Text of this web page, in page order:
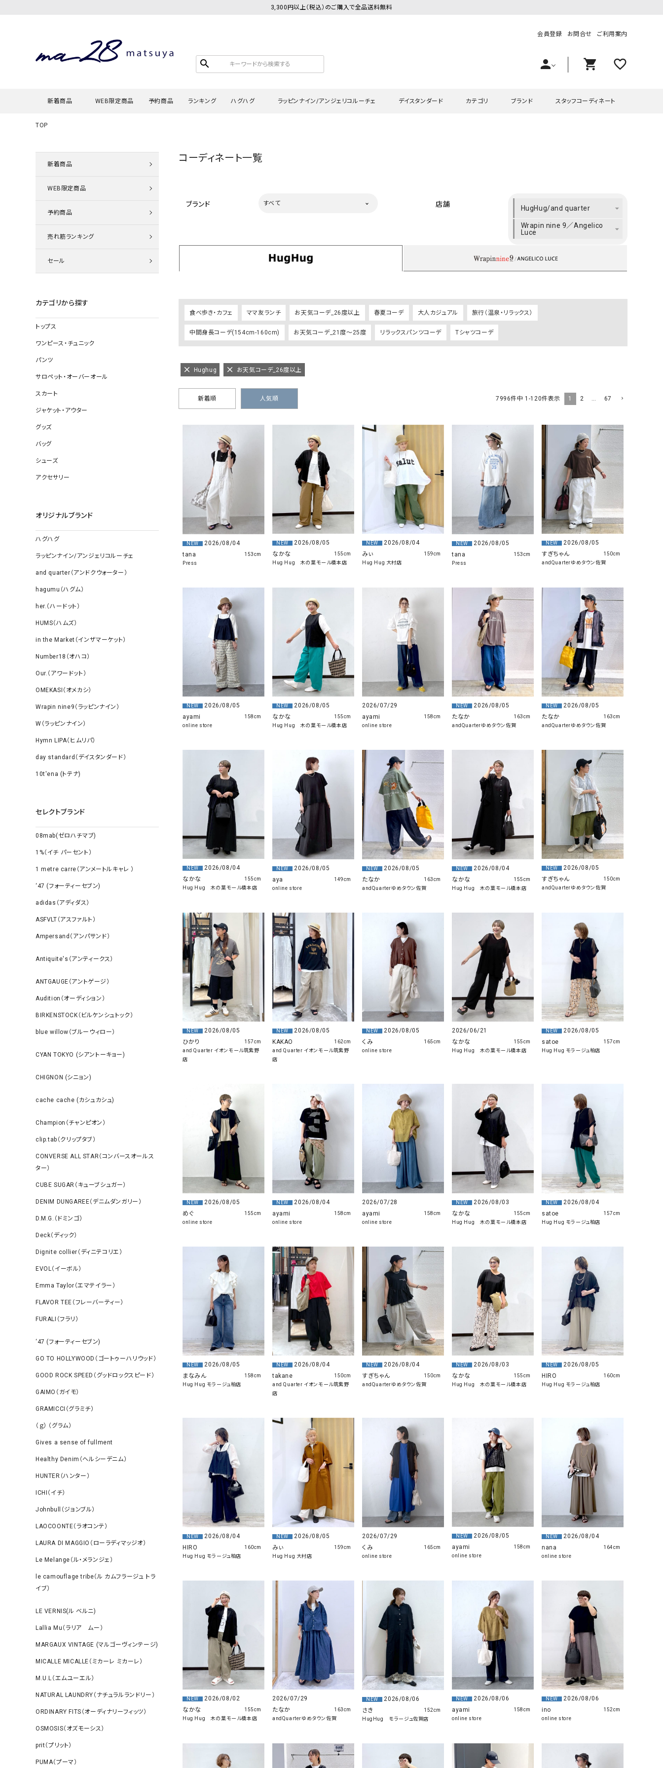
3,300円以上（税込）のご購入で全品送料無料
search
会員登録 お問合せ ご利用案内
person shopping_cart favorite_outline
新着商品 WEB限定商品 予約商品 ランキング ハグハグ
タンクトップ・キャミソール
ジャケット すべて見る
バッグ
その他雑貨
ラッピンナイン/アンジェリコルーチェ
シャツ・ブラウス
ロング・マキシ丈
ジャケット
その他アウター
バッグ
デイスタンダード
ロング・マキシ丈
その他スカート
コート
帽子
ソックス・その他雑貨
カテゴリ
サロペット・オーバーオール
ジャケット・アウター
ブランド
and quarter（アンドクウォーター） HUMS（ハムズ）
Our.（アワードット） Hymn LIPA（ヒムリパ）
day standard（デイスタンダード）
08mab(ゼロハチマブ)
1%（イチ パーセント）
1 metre carre（アンメートルキャレ ）
オ）
Antiquite's（アンティークス）
NATURAL LAUNDRY（ナ
リー）
Audition（オーディション）
ORDINARY FITS（オーディ
ツ）
blue willow（ブルーウィロー） Osmosis（オズモシス）
blue willow（ブルーウィロー） prit（プリット）
CUBE SUGAR（キューブシュガー） PUMA（プーマ）
CONVERSE ALL STAR（コンバースオー
Risley（リズレー）
Deck（ディック） SUN VALLEY（サンバレー）
EVOL（イーボル）
SCOTCH&SODA（スコッチ
ダ）
Emma Taylor（エマテイラー） SUGAR ROSE（シュガーロ
FLAVOR TEE（フレーバーティー） squady by graphite（スカ
GO TO HOLLYWOOD（ゴートゥーハリウ
ッド）
THIRTY（サーティ）
G-STAR RAW（ジースターロウ） tumugu:（ツムグ）
GOOD SPEED（グッドスピード） un cinq（アンサンク）
GRAMICCI（グラミチ）
USU GALLERY（ユーエス
ー）
（ｇ） （グラム） upper hights（アッパーハイ
Gives a sense of fullment +phenix（フェニックス）
HUNTER（ハンター） WILD THINGS（ワイルドシ
ICHI（イチ）
ILIMA（イリマ）
スタッフコーディネート
TOP
新着商品
WEB限定商品
予約商品
売れ筋ランキング
セール
カテゴリから探す
トップス
ワンピース・チュニック
パンツ
サロペット・オーバーオール
スカート
ジャケット・アウター
グッズ
バッグ
シューズ
アクセサリー
オリジナルブランド
ハグハグ
ラッピンナイン/アンジェリコルーチェ
and quarter（アンドクウォーター）
hagumu（ハグム）
her.（ハードット）
HUMS（ハムズ）
in the Market（インザマーケット）
Number18（オハコ）
Our.（アワードット）
OMEKASI（オメカシ）
Wrapin nine9（ラッピンナイン）
W（ラッピンナイン）
Hymn LIPA（ヒムリパ）
day standard（デイスタンダード）
10t'ena (トテナ)
セレクトブランド
08mab(ゼロハチマブ)
1%（イチ パーセント）
1 metre carre（アンメートルキャレ ）
‘47 (フォーティーセブン)
adidas（アディダス）
ASFVLT（アスファルト）
Ampersand（アンパサンド）
Antiquite's（アンティークス）
ANTGAUGE（アントゲージ）
Audition（オーディション）
BIRKENSTOCK（ビルケンシュトック）
blue willow（ブルーウィロー）
CYAN TOKYO (シアントーキョー)
CHIGNON (シニョン)
cache cache (カシュカシュ)
Champion（チャンピオン）
clip.tab（クリップタブ）
CONVERSE ALL STAR（コンバースオールス
ター）
CUBE SUGAR（キューブシュガー）
DENIM DUNGAREE（デニムダンガリー）
D.M.G.（ドミンゴ）
Deck（ディック）
Dignite collier（ディニテコリエ）
EVOL（イーボル）
Emma Taylor（エマテイラー）
FLAVOR TEE（フレーバーティー）
FURALI（フラリ）
‘47 (フォーティーセブン)
GO TO HOLLYWOOD（ゴートゥーハリウッド）
GOOD ROCK SPEED（グッドロックスピード）
GAIMO（ガイモ）
GRAMICCI（グラミチ）
（ｇ） （グラム）
Gives a sense of fullment
Healthy Denim（ヘルシーデニム）
HUNTER（ハンター）
ICHI（イチ）
Johnbull（ジョンブル）
LAOCOONTE（ラオコンテ）
LAURA DI MAGGIO（ローラディマッジオ）
Le Melange（ル・メランジェ）
le camouflage tribe（ル カムフラージュ トラ
イブ）
LE VERNIS(ル ベルニ)
Lallia Mu（ラリア ムー）
MARGAUX VINTAGE (マルゴーヴィンテージ)
MICALLE MICALLE（ミカーレ ミカーレ）
M.U.L（エムユーエル）
NATURAL LAUNDRY（ナチュラルランドリー）
ORDINARY FITS（オーディナリーフィッツ）
OSMOSIS（オズモーシス）
prit（プリット）
PUMA（プーマ）
コーディネート一覧
ブランド すべて 店舗 HugHug/and quarter
Wrapin nine 9／Angelico
Luce
食べ歩き・カフェ ママ友ランチ お天気コーデ_26度以上 春夏コーデ 大人カジュアル 旅行（温泉・リラックス）
中間身長コーデ(154cm-160cm) お天気コーデ_21度～25度 リラックスパンツコーデ Tシャツコーデ
Hughug お天気コーデ_26度以上
新着順 人気順 7996件中 1 -120件表示 1 2 67
NEW
2026/08/04
tana
Press
153cm
NEW
2026/08/05
なかな
Hug Hug 木の葉モール橋本店
155cm
NEW
2026/08/04
みぃ
Hug Hug 大村店
159cm
NEW
2026/08/05
tana
Press
153cm
NEW
2026/08/05
すぎちゃん
andQuarterゆめタウン佐賀
150cm
NEW
2026/08/05
ayami
online store
158cm
NEW
2026/08/05
なかな
Hug Hug 木の葉モール橋本店
155cm
2026/07/29
ayami
online store
158cm
NEW
2026/08/05
たなか
andQuarterゆめタウン佐賀
163cm
NEW
2026/08/05
たなか
andQuarterゆめタウン佐賀
163cm
NEW
2026/08/04
なかな
Hug Hug 木の葉モール橋本店
155cm
NEW
2026/08/05
aya
online store
149cm
NEW
2026/08/05
たなか
andQuarterゆめタウン佐賀
163cm
NEW
2026/08/04
なかな
Hug Hug 木の葉モール橋本店
155cm
NEW
2026/08/05
すぎちゃん
andQuarterゆめタウン佐賀
150cm
NEW
2026/08/05
ひかり
and Quarter イオンモール筑紫野
店
157cm
NEW
2026/08/05
KAKAO
and Quarter イオンモール筑紫野
店
162cm
NEW
2026/08/05
くみ
online store
165cm
2026/06/21
なかな
Hug Hug 木の葉モール橋本店
155cm
NEW
2026/08/05
satoe
Hug Hug モラージュ柏店
157cm
NEW
2026/08/05
めぐ
online store
155cm
NEW
2026/08/04
ayami
online store
158cm
2026/07/28
ayami
online store
158cm
NEW
2026/08/03
なかな
Hug Hug 木の葉モール橋本店
155cm
NEW
2026/08/04
satoe
Hug Hug モラージュ柏店
157cm
NEW
2026/08/05
まなみん
Hug Hug モラージュ柏店
158cm
NEW
2026/08/04
takane
and Quarter イオンモール筑紫野
店
150cm
NEW
2026/08/04
すぎちゃん
andQuarterゆめタウン佐賀
150cm
NEW
2026/08/03
なかな
Hug Hug 木の葉モール橋本店
155cm
NEW
2026/08/05
HIRO
Hug Hug モラージュ柏店
160cm
NEW
2026/08/04
HIRO
Hug Hug モラージュ柏店
160cm
NEW
2026/08/05
みぃ
Hug Hug 大村店
159cm
2026/07/29
くみ
online store
165cm
NEW
2026/08/05
ayami
online store
158cm
NEW
2026/08/04
nana
online store
164cm
NEW
2026/08/02
なかな
Hug Hug 木の葉モール橋本店
155cm
2026/07/29
たなか
andQuarterゆめタウン佐賀
163cm
NEW
2026/08/06
さき
HugHug モラージュ佐賀店
152cm
NEW
2026/08/06
ayami
online store
158cm
NEW
2026/08/06
ino
online store
152cm